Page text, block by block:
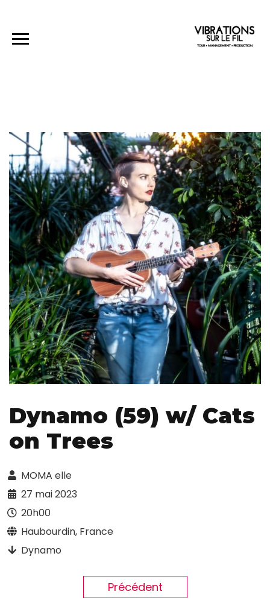
Dynamo (59) w/ Cats
on Trees
MOMA elle
27 mai 2023
20h00
Haubourdin, France
Dynamo
Précédent